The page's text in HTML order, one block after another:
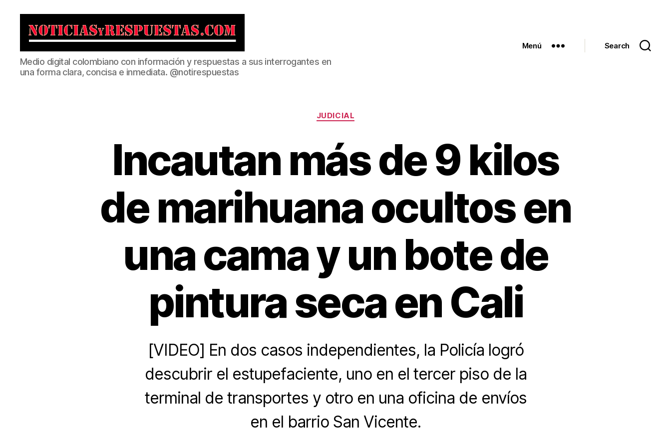
Noticias
y
Respuestas
Medio digital colombiano con información y respuestas a sus interrogantes en
una forma clara, concisa e inmediata. @notirespuestas
Menú Search
Categorías
JUDICIAL
Incautan más de 9 kilos
de marihuana ocultos en
una cama y un bote de
pintura seca en Cali
[VIDEO] En dos casos independientes, la Policía logró
descubrir el estupefaciente, uno en el tercer piso de la
terminal de transportes y otro en una oficina de envíos
en el barrio San Vicente.